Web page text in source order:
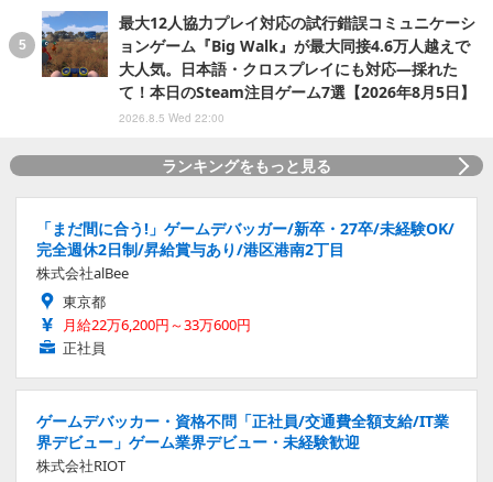
最大12人協力プレイ対応の試行錯誤コミュニケーシ
ョンゲーム『Big Walk』が最大同接4.6万人越えで
大人気。日本語・クロスプレイにも対応―採れた
て！本日のSteam注目ゲーム7選【2026年8月5日】
2026.8.5 Wed 22:00
ランキングをもっと見る
「まだ間に合う!」ゲームデバッガー/新卒・27卒/未経験OK/
完全週休2日制/昇給賞与あり/港区港南2丁目
株式会社alBee
東京都
月給22万6,200円～33万600円
正社員
ゲームデバッカー・資格不問「正社員/交通費全額支給/IT業
界デビュー」ゲーム業界デビュー・未経験歓迎
株式会社RIOT